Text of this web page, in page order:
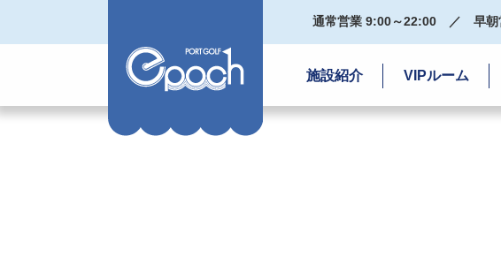
通常営業 9:00～22:00 ／ 早
施設紹介 VIPルーム